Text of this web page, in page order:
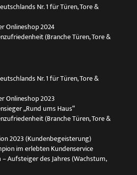
Nr. 1 für Türen, Tore &
Onlineshop 2024
(Branche Türen, Tore &
Nr. 1 für Türen, Tore &
Onlineshop 2023
„Rund ums Haus“
(Branche Türen, Tore &
2023 (Kundenbegeisterung)
im erlebten Kundenservice
Aufsteiger des Jahres (Wachstum,